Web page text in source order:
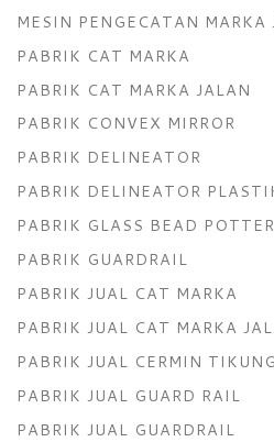
MESIN PENGECATAN MARKA
PABRIK CAT MARKA
PABRIK CAT MARKA JALAN
PABRIK CONVEX MIRROR
PABRIK DELINEATOR
PABRIK DELINEATOR
PABRIK GLASS BEAD POTTER
PABRIK GUARDRAIL
PABRIK JUAL CAT MARKA
PABRIK JUAL CAT MARKA
PABRIK JUAL CERMIN
PABRIK JUAL GUARD RAIL
PABRIK JUAL GUARDRAIL